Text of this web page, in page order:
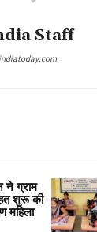
Staff
ने ग्राम
शुरू की
महिला